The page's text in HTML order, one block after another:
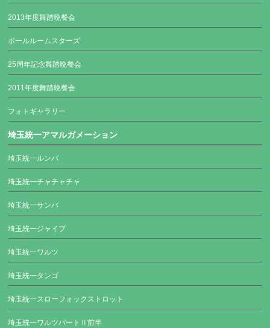
2013年度舞踏晩餐会
ボールルームスターズ
25周年記念舞踏晩餐会
2011年度舞踏晩餐会
フォトギャラリー
埼玉統一アマルガメーション
埼玉統一ルンバ
埼玉統一チャチャチャ
埼玉統一サンバ
埼玉統一ジャイブ
埼玉統一ワルツ
埼玉統一タンゴ
埼玉統一スローフォックストロット
埼玉統一ワルツパートⅡ前半